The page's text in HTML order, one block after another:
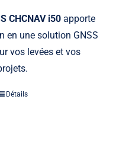
CHCNAV i50apporte
en une solution GNSS
vos levées et vos
Détails